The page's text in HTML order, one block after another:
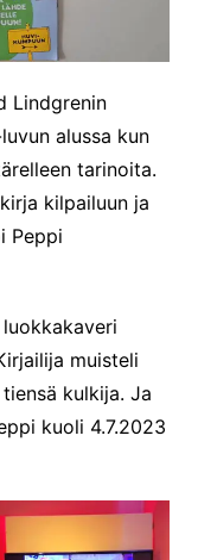
Lindgrenin
alussa kun
tarinoita.
kilpailuun ja
Peppi
muisteli
kulkija. Ja
kuoli 4.7.2023